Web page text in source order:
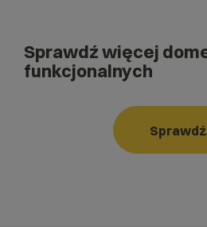
Sprawdź więcej
funkcjonalnych
Sprawdź